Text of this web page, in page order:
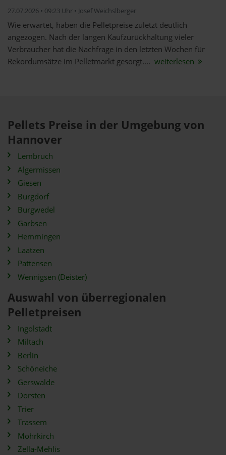
27.07.2026 • 09:23 Uhr • Josef Weichslberger
Wie erwartet, haben die Pelletpreise zuletzt deutlich
angezogen. Nach der langen Kaufzurückhaltung vieler
Verbraucher hat die Nachfrage in den letzten Wochen für
Rekordumsätze im Pelletmarkt gesorgt.... weiterlesen
Pellets Preise in der Umgebung von
Hannover
Lembruch
Algermissen
Giesen
Burgdorf
Burgwedel
Garbsen
Hemmingen
Laatzen
Pattensen
Wennigsen (Deister)
Auswahl von überregionalen
Pelletpreisen
Ingolstadt
Miltach
Berlin
Schöneiche
Gerswalde
Dorsten
Trier
Trassem
Mohrkirch
Zella-Mehlis